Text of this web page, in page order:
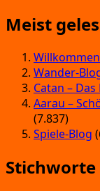
Meist
Willkommen
Wander-
Catan – Das
Aarau –
(7.837)
Spiele-Blog
Stichworte